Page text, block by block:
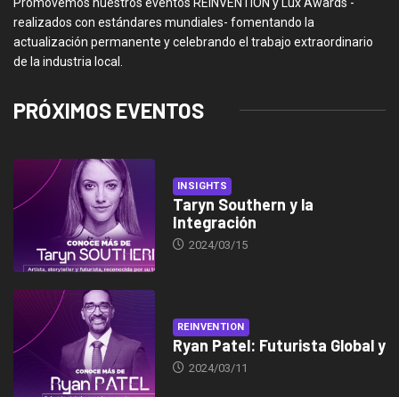
realizados con estándares mundiales- fomentando la
actualización permanente y celebrando el trabajo extraordinario
de la industria local.
PRÓXIMOS EVENTOS
INSIGHTS
Taryn Southern y la
Integración
2024/03/15
REINVENTION
Ryan Patel: Futurista Global y
2024/03/11